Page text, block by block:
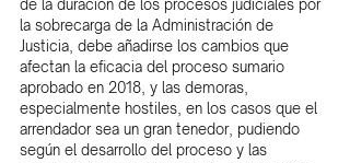
de la duración de los procesos judiciales por
la sobrecarga de la Administración de
Justicia, debe añadirse los cambios que
afectan la eficacia del proceso sumario
aprobado en 2018, y las demoras,
especialmente hostiles, en los casos que el
arrendador sea un gran tenedor, pudiendo
según el desarrollo del proceso y las